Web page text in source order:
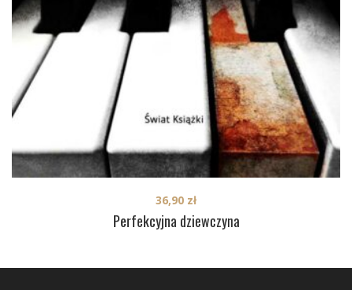
Perfekcyjna dziewczyna
36,90 zł